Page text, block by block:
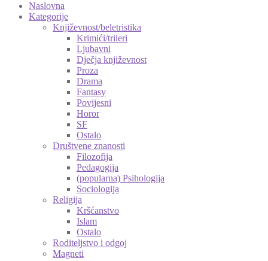
Naslovna
Kategorije
Književnost/beletristika
Krimići/trileri
Ljubavni
Dječja književnost
Proza
Drama
Fantasy
Povijesni
Horor
SF
Ostalo
Društvene znanosti
Filozofija
Pedagogija
(popularna) Psihologija
Sociologija
Religija
Kršćanstvo
Islam
Ostalo
Roditeljstvo i odgoj
Magneti